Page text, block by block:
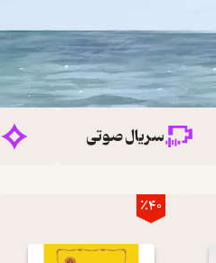
سریال صوتی
٪40